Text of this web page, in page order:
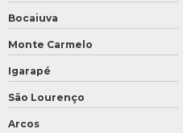
Bocaiuva
Monte Carmelo
Igarapé
São Lourenço
Arcos